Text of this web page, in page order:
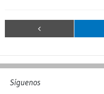
Síguenos